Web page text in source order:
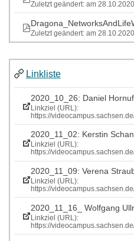
Zuletzt geändert: am
Zuletzt geändert: am
Linkliste
2020_10_26: Daniel
Linkziel (URL):
https://
2020_11_02: Kerstin
Linkziel (URL):
https://
2020_11_09: Verena
Linkziel (URL):
https://
2020_11_16_ Wolfgang
Linkziel (URL):
https://